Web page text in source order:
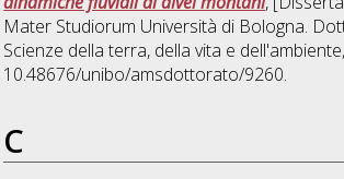
Mater Studiorum Università di Bologna.
Scienze della terra, della vita e dell'ambiente
10.48676/unibo/amsdottorato/9260.
C